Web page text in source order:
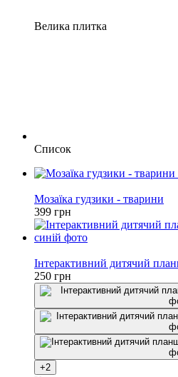
Велика плитка
Список
Мозаїка гудзики - тварини
399 грн
Інтерактивний дитячий
250 грн
+2